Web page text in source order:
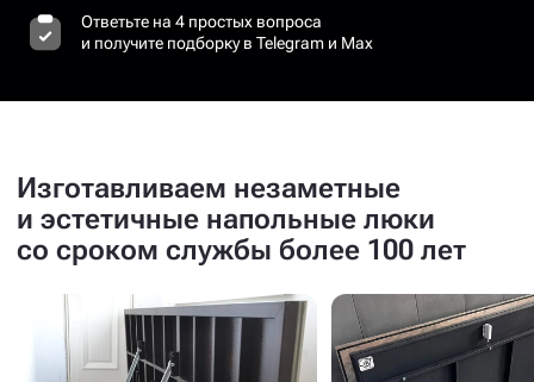
Ответьте на 4 простых вопроса
и получите подборку в Telegram и Max
Изготавливаем незаметные
и эстетичные напольные люки
со сроком службы более 100 лет